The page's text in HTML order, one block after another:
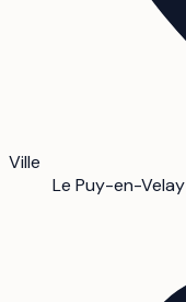
Ville
Le Puy-en-Velay